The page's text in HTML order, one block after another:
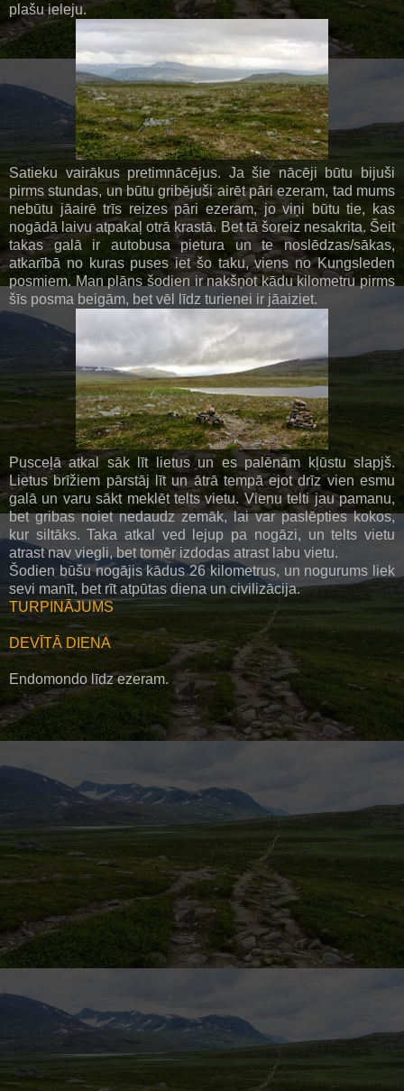
plašu ieleju.
Satieku vairākus pretimnācējus. Ja šie nācēji būtu bijuši
pirms stundas, un būtu gribējuši airēt pāri ezeram, tad mums
nebūtu jāairē trīs reizes pāri ezeram, jo viņi būtu tie, kas
nogādā laivu atpakaļ otrā krastā. Bet tā šoreiz nesakrita. Šeit
takas galā ir autobusa pietura un te noslēdzas/sākas,
atkarībā no kuras puses iet šo taku, viens no Kungsleden
posmiem. Man plāns šodien ir nakšņot kādu kilometru pirms
šīs posma beigām, bet vēl līdz turienei ir jāaiziet.
Pusceļā atkal sāk līt lietus un es palēnām kļūstu slapjš.
Lietus brīžiem pārstāj līt un ātrā tempā ejot drīz vien esmu
galā un varu sākt meklēt telts vietu. Vienu telti jau pamanu,
bet gribas noiet nedaudz zemāk, lai var paslēpties kokos,
kur siltāks. Taka atkal ved lejup pa nogāzi, un telts vietu
atrast nav viegli, bet tomēr izdodas atrast labu vietu.
Šodien būšu nogājis kādus 26 kilometrus, un nogurums liek
sevi manīt, bet rīt atpūtas diena un civilizācija.
TURPINĀJUMS
DEVĪTĀ DIENA
Endomondo līdz ezeram.